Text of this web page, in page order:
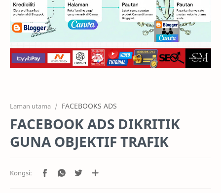
RTL Mode
Laman utama FACEBOOKS ADS
FACEBOOK ADS DIKRITIK
GUNA OBJEKTIF TRAFIK